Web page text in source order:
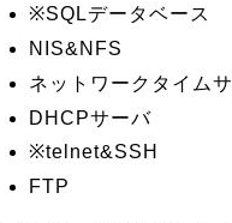
※SQLデータベース
NIS&NFS
ネットワークタイム
DHCPサーバ
※telnet&SSH
FTP